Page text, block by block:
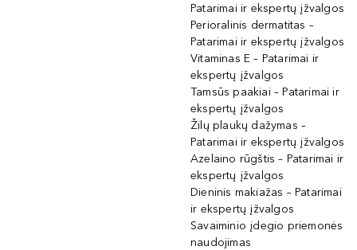
Patarimai ir ekspertų įžvalgos
Perioralinis dermatitas –
Patarimai ir ekspertų įžvalgos
Vitaminas E – Patarimai ir
ekspertų įžvalgos
Tamsūs paakiai – Patarimai ir
ekspertų įžvalgos
Žilų plaukų dažymas –
Patarimai ir ekspertų įžvalgos
Azelaino rūgštis – Patarimai ir
ekspertų įžvalgos
Dieninis makiažas – Patarimai
ir ekspertų įžvalgos
Savaiminio įdegio priemonės
naudojimas